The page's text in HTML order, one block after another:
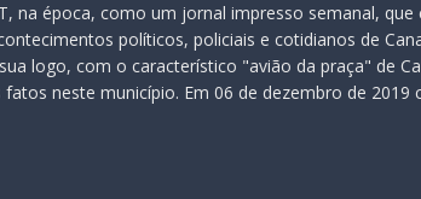
na época, como um jornal impresso semanal,
políticos, policiais e cotidianos de
logo, com o característico "avião da praça" de
neste município. Em 06 de dezembro de 2019